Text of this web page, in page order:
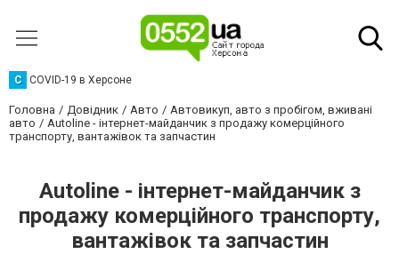
C COVID-19 в Херсоне
Головна Довідник Авто
Автовикуп, авто з пробігом, вживані
авто
Autoline - інтернет-майданчик з продажу комерційного
транспорту, вантажівок та запчастин
Autoline - інтернет-майданчик з
продажу комерційного транспорту,
вантажівок та запчастин